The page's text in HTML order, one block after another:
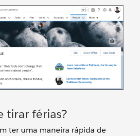
tirar férias?
ter uma maneira rápida de